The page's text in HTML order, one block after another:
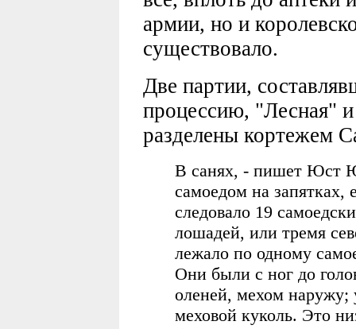
армии, но и
существовало.
Две партии,
процессию, "Лесная"
разделены кортежем
В санях, - пишет Юст
самоедом на запятках,
следовало 19
лошадей, или тремя
лежало по одному
Они были с ног до
оленей, мехом наружу;
меховой куколь. Это